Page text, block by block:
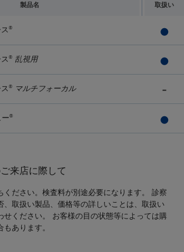
製品名 取扱い
®
® 乱視用
® マルチフォーカル
®
来店に際して
ください。検査料が別途必要になります。 診察
、取扱い製品、価格等の詳しいことは、取扱い
せください。 お客様の目の状態等によっては購
あります。